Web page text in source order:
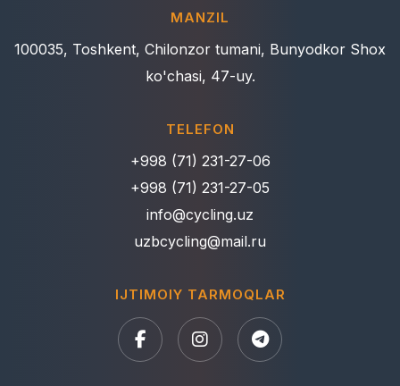
MANZIL
100035, Toshkent, Chilonzor tumani, Bunyodkor Shox
ko'chasi, 47-uy.
TELEFON
+998 (71) 231-27-06
+998 (71) 231-27-05
info@cycling.uz
uzbcycling@mail.ru
IJTIMOIY TARMOQLAR